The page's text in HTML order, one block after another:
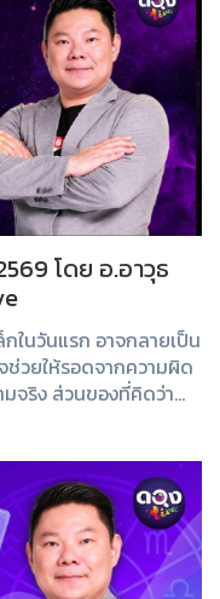
โดย อ.อาวุธ
ในวันแรก อาจกลายเป็น
วยให้รอดจากความผิด
จริง ส่วนของที่คิดว่า